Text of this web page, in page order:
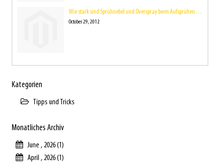
Wie stark sind Sprühnebel und Overspray beim Aufsprühen der Farbe eigentlich?
October 29, 2012
Kategorien
Tipps und Tricks
Monatliches Archiv
June , 2026 (1)
April , 2026 (1)